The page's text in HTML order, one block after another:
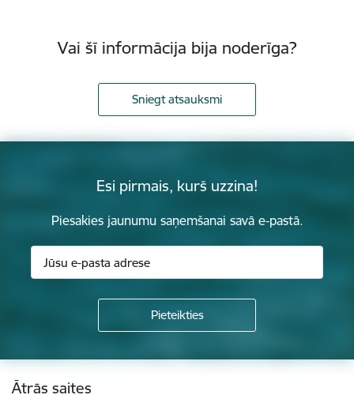
Vai šī informācija bija noderīga?
Sniegt atsauksmi
Esi pirmais, kurš uzzina!
Piesakies jaunumu saņemšanai savā e-pastā.
Kājene
Ātrās saites